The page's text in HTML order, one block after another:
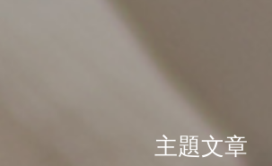
主題文章